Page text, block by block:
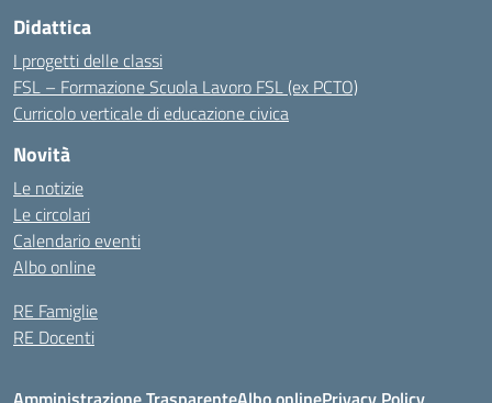
Didattica
I progetti delle classi
FSL – Formazione Scuola Lavoro FSL (ex PCTO)
Curricolo verticale di educazione civica
Novità
Le notizie
Le circolari
Calendario eventi
Albo online
RE Famiglie
RE Docenti